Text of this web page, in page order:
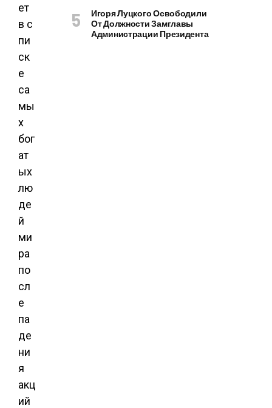
ет
в с
пи
ск
е
са
мы
х
бог
ат
ых
лю
де
й
ми
ра
по
сл
е
па
де
ни
я
акц
ий
Игоря Луцкого Освободили
От Должности Замглавы
Администрации Президента